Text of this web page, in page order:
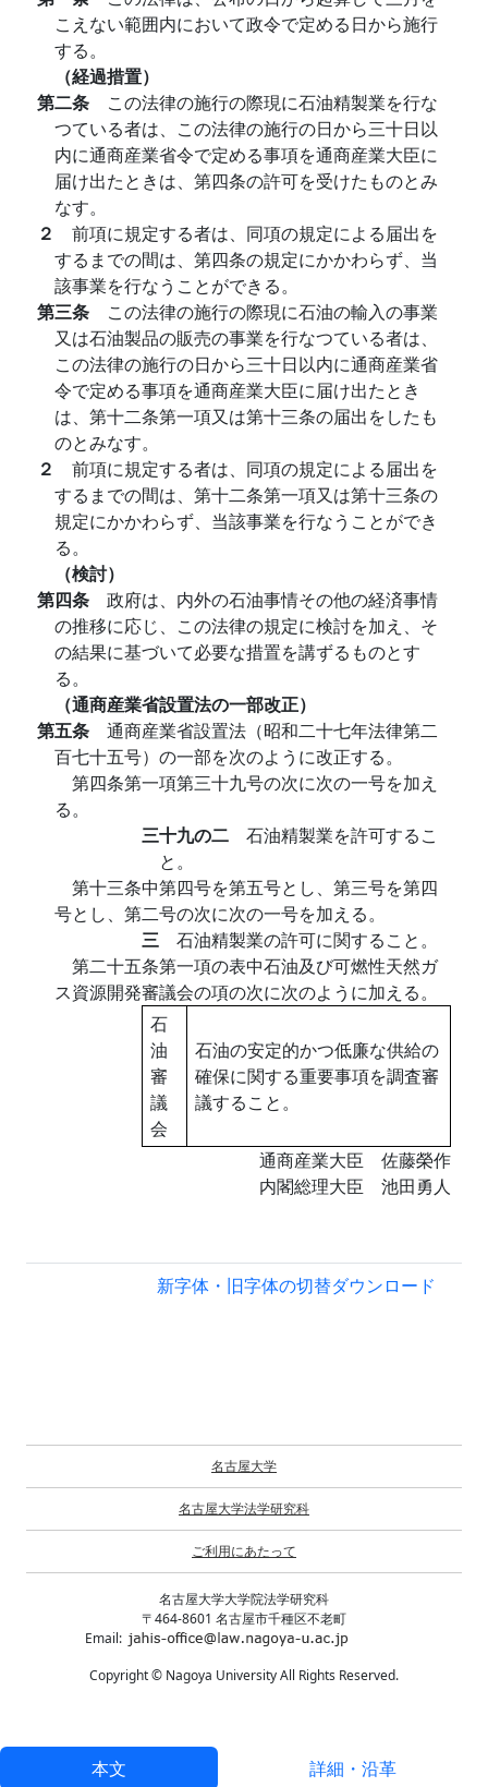
こえない範囲内において政令で定める日から施行
する。
（経過措置）
第二条 この法律の施行の際現に石油精製業を行な
つている者は、この法律の施行の日から三十日以
内に通商産業省令で定める事項を通商産業大臣に
届け出たときは、第四条の許可を受けたものとみ
なす。
２ 前項に規定する者は、同項の規定による届出を
するまでの間は、第四条の規定にかかわらず、当
該事業を行なうことができる。
第三条 この法律の施行の際現に石油の輸入の事業
又は石油製品の販売の事業を行なつている者は、
この法律の施行の日から三十日以内に通商産業省
令で定める事項を通商産業大臣に届け出たとき
は、第十二条第一項又は第十三条の届出をしたも
のとみなす。
２ 前項に規定する者は、同項の規定による届出を
するまでの間は、第十二条第一項又は第十三条の
規定にかかわらず、当該事業を行なうことができ
る。
（検討）
第四条 政府は、内外の石油事情その他の経済事情
の推移に応じ、この法律の規定に検討を加え、そ
の結果に基づいて必要な措置を講ずるものとす
る。
（通商産業省設置法の一部改正）
第五条 通商産業省設置法（昭和二十七年法律第二
百七十五号）の一部を次のように改正する。
第四条第一項第三十九号の次に次の一号を加え
る。
三十九の二 石油精製業を許可するこ
と。
第十三条中第四号を第五号とし、第三号を第四
号とし、第二号の次に次の一号を加える。
三 石油精製業の許可に関すること。
第二十五条第一項の表中石油及び可燃性天然ガ
ス資源開発審議会の項の次に次のように加える。
石
油
審
議
会
石油の安定的かつ低廉な供給の
確保に関する重要事項を調査審
議すること。
通商産業大臣 佐藤榮作
内閣総理大臣 池田勇人
新字体・旧字体の切替ダウンロード
本文 詳細・沿革
名古屋大学
名古屋大学法学研究科
ご利用にあたって
名古屋大学大学院法学研究科
〒464-8601 名古屋市千種区不老町
Email:
Copyright © Nagoya University All Rights Reserved.